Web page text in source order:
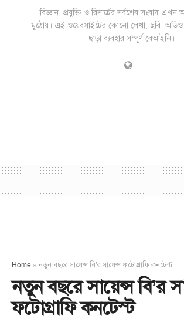
বিজ্ঞান, প্রযুক্তি ও রিসার্চের সর্বশেষ সংবাদ
মুঠোয়। এই ওয়েবসাইটের কোনো লেখা, ছবি,
ছাড়া ব্যবহার সম্পূর্ণ বেআইনি।
Home » নতুন বছরে সায়েন্স বি’র সায়েন্স ফটোগ্রাফি কনটেস্ট
নতুন বছরে সায়েন্স বি’র
ফটোগ্রাফি কনটেস্ট